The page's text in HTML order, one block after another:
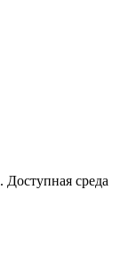
Доступная среда